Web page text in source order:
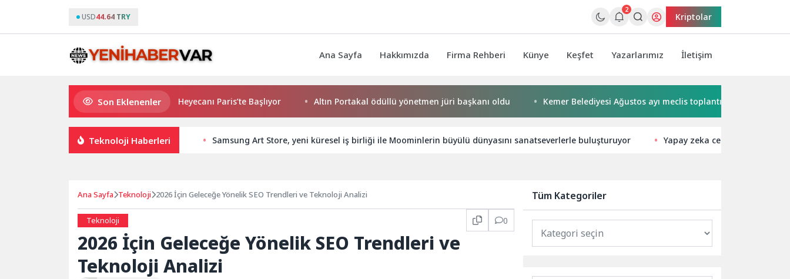
USD44.64 TRY
2
Kriptolar
Ana Sayfa Hakkımızda Firma Rehberi Künye Keşfet Yazarlarımız İletişim
Son Eklenenler
2026 PUBG Mobile World Cup Heyecanı Paris’te Başlıyor Altın Portakal ödüllü yönetmen jüri başkanı oldu Kemer Belediyesi Ağustos ayı meclis toplantısı yapıldı
Teknoloji Haberleri Samsung Art Store, yeni küresel iş birliği ile Moominlerin büyülü dünyasını sanatseverlerle buluşturuyor Yapay zeka cepte şarjı hızlı
Ana Sayfa Teknoloji 2026 İçin Geleceğe Yönelik SEO Trendleri ve Teknoloji Analizi
Teknoloji 0
2026 İçin Geleceğe Yönelik SEO Trendleri ve
Teknoloji Analizi
Tüm Kategoriler